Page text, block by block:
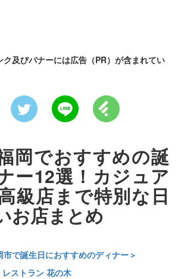
及びバナーには広告（PR）が含まれてい
岡でおすすめの誕
ー12選！カジュア
級店まで特別な日
お店まとめ
市で誕生日におすすめのディナー＞
レストラン 花の木